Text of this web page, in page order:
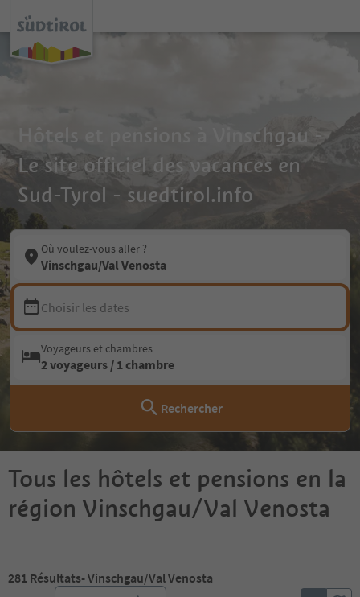
Hôtels et pensions à Vinschgau -
Le site officiel des vacances en
Sud-Tyrol - suedtirol.info
Où voulez-vous aller ?
Vinschgau/Val Venosta
Choisir les dates
Voyageurs et chambres
2 voyageurs / 1 chambre
Rechercher
Tous les hôtels et pensions en la
région Vinschgau/Val Venosta
281 Résultats- Vinschgau/Val Venosta